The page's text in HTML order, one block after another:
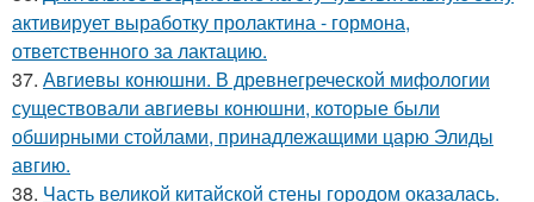
активирует выработку пролактина - гормона,
ответственного за лактацию.
37. Авгиевы конюшни. В древнегреческой мифологии
существовали авгиевы конюшни, которые были
обширными стойлами, принадлежащими царю Элиды
авгию.
38. Часть великой китайской стены городом оказалась.